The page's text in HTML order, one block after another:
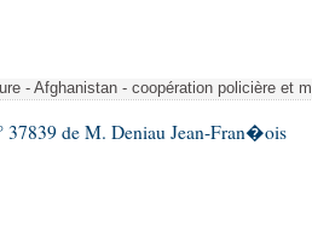
- Afghanistan - coopération policière et
37839 de M. Deniau Jean-Fran�ois